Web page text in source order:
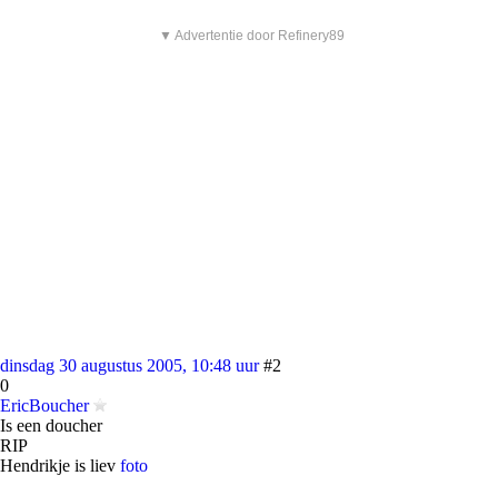
▼ Advertentie door Refinery89
dinsdag 30 augustus 2005, 10:48 uur #2
0
EricBoucher
Is een doucher
RIP
Hendrikje is liev foto